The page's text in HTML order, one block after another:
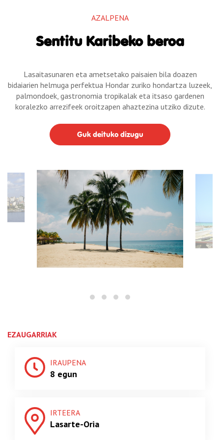
AZALPENA
Sentitu Karibeko beroa
Lasaitasunaren eta ametsetako paisaien bila doazen
bidaiarien helmuga perfektua Hondar zuriko hondartza luzeek,
palmondoek, gastronomia tropikalak eta itsaso gardenen
koralezko arrezifeek oroitzapen ahaztezina utziko dizute.
Guk deituko dizugu
EZAUGARRIAK
IRAUPENA
8 egun
IRTEERA
Lasarte-Oria